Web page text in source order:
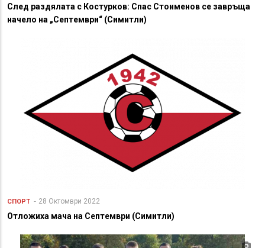
След раздялата с Костурков: Спас Стоименов се завръща
начело на „Септември“ (Симитли)
СПОРТ 28 Октомври 2022
Отложиха мача на Септември (Симитли)